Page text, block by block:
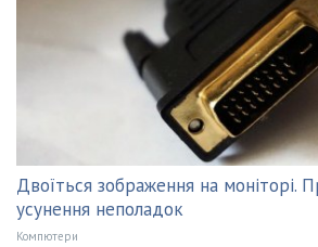
Двоїться зображення на моніторі.
усунення неполадок
Компютери